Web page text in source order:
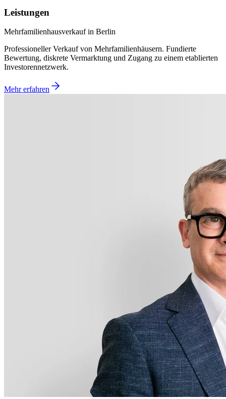
Leistungen
Mehrfamilienhausverkauf in Berlin
Professioneller Verkauf von Mehrfamilienhäusern. Fundierte
Bewertung, diskrete Vermarktung und Zugang zu einem etablierten
Investorennetzwerk.
Mehr erfahren